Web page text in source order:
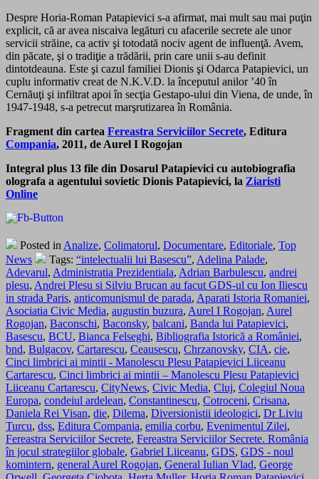
Despre Horia-Roman Patapievici s-a afirmat, mai mult sau mai puţin
ex­plicit, că ar avea niscaiva legături cu afacerile secrete ale unor
servicii străine, ca activ şi totodată nociv agent de influenţă. Avem,
din păcate, şi o tradiţie a trădării, prin care unii s-au definit
dintotdeauna. Este şi cazul familiei Dionis şi Odarca Patapievici, un
cuplu informativ creat de N.K.V.D. la începutul anilor ’40 în
Cernăuţi şi infiltrat apoi în secţia Gestapo-ului din Viena, de unde, în
1947-1948, s-a petrecut marşrutizarea în România.
Fragment din cartea Fereastra Serviciilor Secrete, Editura
Compania, 2011, de Aurel I Rogojan
Integral plus 13 file din Dosarul Patapievici cu autobiografia
olografa a agentului sovietic Dionis Patapievici, la Ziaristi
Online
Posted in Analize, Colimatorul, Documentare, Editoriale, Top
News
Tags: “intelectualii lui Basescu”, Adelina Palade,
Adevarul, Administratia Prezidentiala, Adrian Barbulescu, andrei
plesu, Andrei Plesu si Silviu Brucan au facut GDS-ul cu Ion Iliescu
in strada Paris, anticomunismul de parada, Aparati Istoria Romaniei,
Asociatia Civic Media, augustin buzura, Aurel I Rogojan, Aurel
Rogojan, Baconschi, Baconsky, balcani, Banda lui Patapievici,
Basescu, BCU, Bianca Felseghi, Bibliografia Istorică a României,
bnd, Bulgacov, Cartarescu, Ceausescu, Chrzanovsky, CIA, cie,
Cinci limbrici ai mintii - Manolescu Plesu Patapievici Liiceanu
Cartarescu, Cinci limbrici ai mintii – Manolescu Plesu Patapievici
Liiceanu Cartarescu, CityNews, Civic Media, Cluj, Colegiul Noua
Europa, condeiul ardelean, Constantinescu, Cotroceni, Crisana,
Daniela Rei Visan, die, Dilema, Diversionistii ideologici, Dr Liviu
Turcu, dss, Editura Compania, emilia corbu, Evenimentul Zilei,
Fereastra Serviciilor Secrete, Fereastra Serviciilor Secrete. România
în jocul strategiilor globale, Gabriel Liiceanu, GDS, GDS - noul
komintern, general Aurel Rogojan, General Iulian Vlad, George